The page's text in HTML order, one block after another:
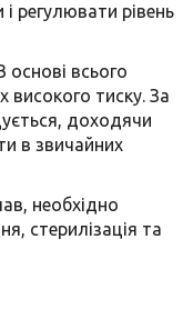
регулювати рівень
всього
високого тиску. За
доходячи
в звичайних
необхідно
стерилізація та